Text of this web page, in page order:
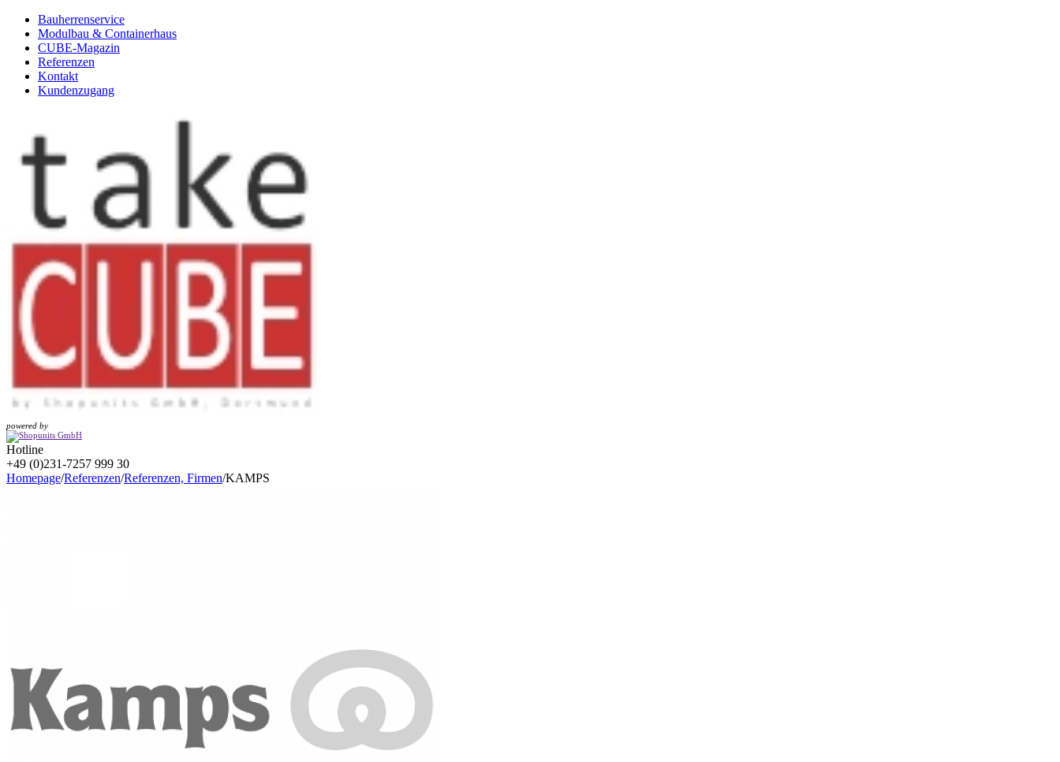
Bauherrenservice
Modulbau & Containerhaus
CUBE-Magazin
Referenzen
Kontakt
Kundenzugang
powered by
Hotline
+49 (0)231-7257 999 30
Homepage/Referenzen/Referenzen, Firmen/KAMPS